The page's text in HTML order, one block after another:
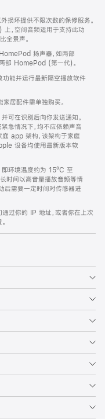
坏提供不限次数的保修服务。
，空间音频适用于支持此功
全景声。
扬声器，如两部
部 HomePod (第一代)。
能并运行最新隔空播放软件
居配件需单独购买。
可在识别后向你发送通知。
急情况下，均不应依赖声音
app 架构，该架构于家庭
设备均使用最新版本软
即环境温度约为 15ºC 至
时间以高音量播放音频等情
后需要一定时间对传感器进
过你的 IP 地址，或者你在上次